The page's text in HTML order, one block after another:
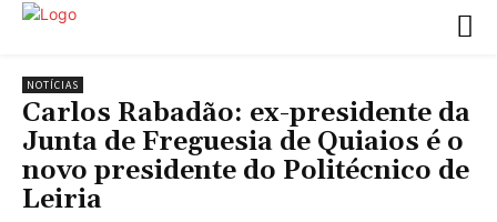
NOTÍCIAS
Carlos Rabadão: ex-presidente da
Junta de Freguesia de Quiaios é o
novo presidente do Politécnico de
Leiria